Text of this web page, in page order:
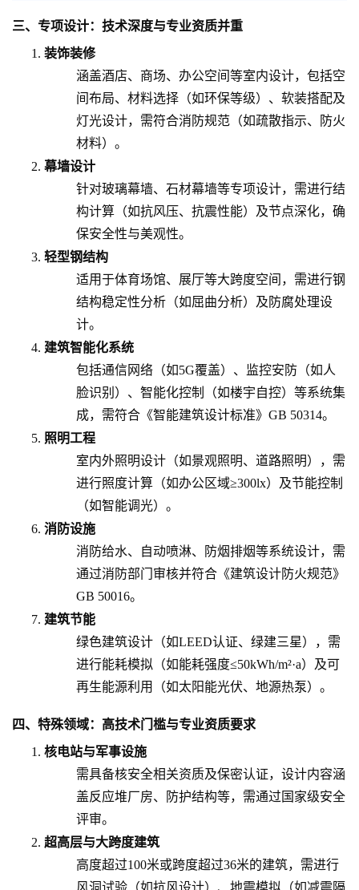
三、专项设计：技术深度与专业资质并重
装饰装修
涵盖酒店、商场、办公空间等室内设计，包括空
间布局、材料选择（如环保等级）、软装搭配及
灯光设计，需符合消防规范（如疏散指示、防火
材料）。
幕墙设计
针对玻璃幕墙、石材幕墙等专项设计，需进行结
构计算（如抗风压、抗震性能）及节点深化，确
保安全性与美观性。
轻型钢结构
适用于体育场馆、展厅等大跨度空间，需进行钢
结构稳定性分析（如屈曲分析）及防腐处理设
计。
建筑智能化系统
包括通信网络（如5G覆盖）、监控安防（如人
脸识别）、智能化控制（如楼宇自控）等系统集
成，需符合《智能建筑设计标准》GB 50314。
照明工程
室内外照明设计（如景观照明、道路照明），需
进行照度计算（如办公区域≥300lx）及节能控制
（如智能调光）。
消防设施
消防给水、自动喷淋、防烟排烟等系统设计，需
通过消防部门审核并符合《建筑设计防火规范》
GB 50016。
建筑节能
绿色建筑设计（如LEED认证、绿建三星），需
进行能耗模拟（如能耗强度≤50kWh/m²·a）及可
再生能源利用（如太阳能光伏、地源热泵）。
四、特殊领域：高技术门槛与专业资质要求
核电站与军事设施
需具备核安全相关资质及保密认证，设计内容涵
盖反应堆厂房、防护结构等，需通过国家级安全
评审。
超高层与大跨度建筑
高度超过100米或跨度超过36米的建筑，需进行
风洞试验（如抗风设计）、地震模拟（如减震隔